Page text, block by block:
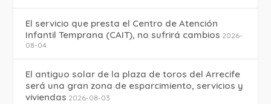
El servicio que presta el Centro de Atención
Infantil Temprana (CAIT), no sufrirá cambios 2026-
08-04
El antiguo solar de la plaza de toros del Arrecife
será una gran zona de esparcimiento, servicios y
viviendas 2026-08-03